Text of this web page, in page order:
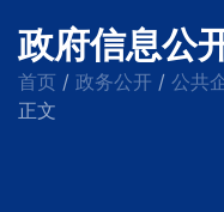
政府信息公
首页 / 政务公开 / 公共
正文